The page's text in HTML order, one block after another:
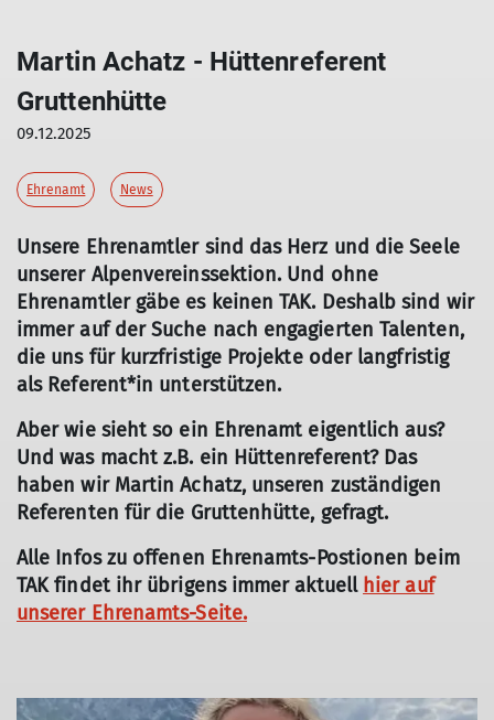
Martin Achatz - Hüttenreferent
Gruttenhütte
09.12.2025
Ehrenamt News
Unsere Ehrenamtler sind das Herz und die Seele
unserer Alpenvereinssektion. Und ohne
Ehrenamtler gäbe es keinen TAK. Deshalb sind wir
immer auf der Suche nach engagierten Talenten,
die uns für kurzfristige Projekte oder langfristig
als Referent*in unterstützen.
Aber wie sieht so ein Ehrenamt eigentlich aus?
Und was macht z.B. ein Hüttenreferent? Das
haben wir Martin Achatz, unseren zuständigen
Referenten für die Gruttenhütte, gefragt.
Alle Infos zu offenen Ehrenamts-Postionen beim
TAK findet ihr übrigens immer aktuell hier auf
unserer Ehrenamts-Seite.